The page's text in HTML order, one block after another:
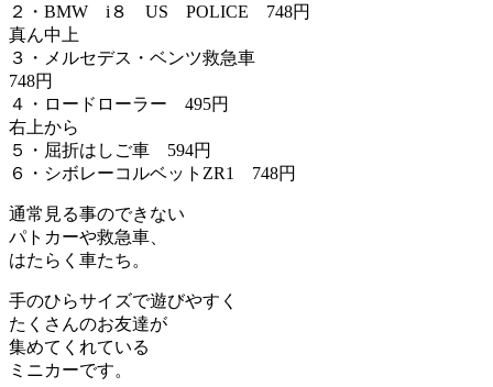
２・BMW i８ US POLICE 748円
真ん中上
３・メルセデス・ベンツ救急車
748円
４・ロードローラー 495円
右上から
５・屈折はしご車 594円
６・シボレーコルベットZR1 748円
通常見る事のできない
パトカーや救急車、
はたらく車たち。
手のひらサイズで遊びやすく
たくさんのお友達が
集めてくれている
ミニカーです。